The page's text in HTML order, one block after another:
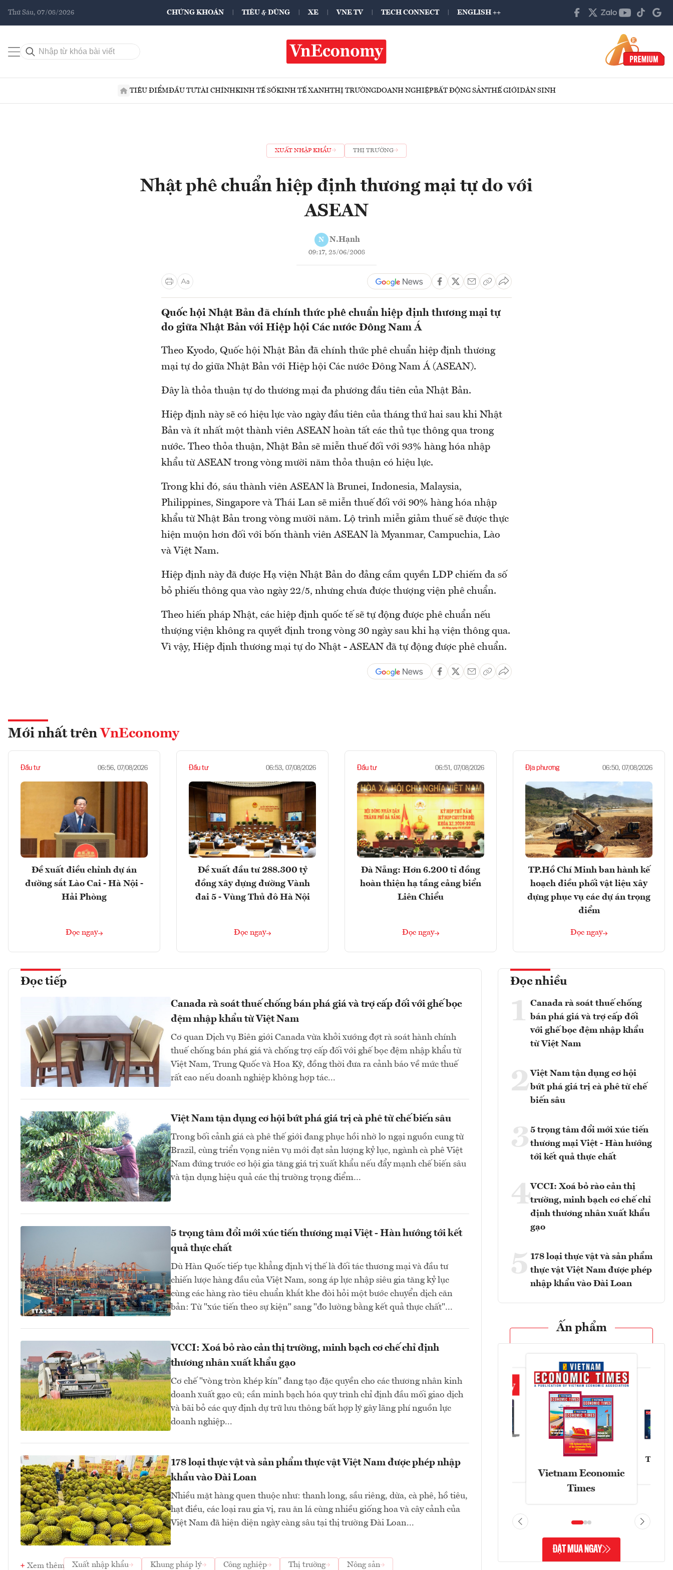
Thứ Sáu, 07/08/2026 CHỨNG KHOÁN TIÊU & DÙNG XE VNE TV TECH CONNECT ENGLISH ++
TIÊU ĐIỂMĐẦU TƯTÀI CHÍNHKINH TẾ SỐKINH TẾ XANHTHỊ TRƯỜNGDOANH NGHIỆPBẤT ĐỘNG SẢNTHẾ GIỚIDÂN SINH
XUẤT NHẬP KHẨU THỊ TRƯỜNG
Nhật phê chuẩn hiệp định thương mại tự do với
ASEAN
N N.Hạnh
09:17, 25/06/2008
Quốc hội Nhật Bản đã chính thức phê chuẩn hiệp định thương mại tự
do giữa Nhật Bản với Hiệp hội Các nước Đông Nam Á
Theo Kyodo, Quốc hội Nhật Bản đã chính thức phê chuẩn hiệp định thương
mại tự do giữa Nhật Bản với Hiệp hội Các nước Đông Nam Á (ASEAN).
Đây là thỏa thuận tự do thương mại đa phương đầu tiên của Nhật Bản.
Hiệp định này sẽ có hiệu lực vào ngày đầu tiên của tháng thứ hai sau khi Nhật
Bản và ít nhất một thành viên ASEAN hoàn tất các thủ tục thông qua trong
nước. Theo thỏa thuận, Nhật Bản sẽ miễn thuế đối với 93% hàng hóa nhập
khẩu từ ASEAN trong vòng mười năm thỏa thuận có hiệu lực.
Trong khi đó, sáu thành viên ASEAN là Brunei, Indonesia, Malaysia,
Philippines, Singapore và Thái Lan sẽ miễn thuế đối với 90% hàng hóa nhập
khẩu từ Nhật Bản trong vòng mười năm. Lộ trình miễn giảm thuế sẽ được thực
hiện muộn hơn đối với bốn thành viên ASEAN là Myanmar, Campuchia, Lào
và Việt Nam.
Hiệp định này đã được Hạ viện Nhật Bản do đảng cầm quyền LDP chiếm đa số
bỏ phiếu thông qua vào ngày 22/5, nhưng chưa được thượng viện phê chuẩn.
Theo hiến pháp Nhật, các hiệp định quốc tế sẽ tự động được phê chuẩn nếu
thượng viện không ra quyết định trong vòng 30 ngày sau khi hạ viện thông qua.
Vì vậy, Hiệp định thương mại tự do Nhật - ASEAN đã tự động được phê chuẩn.
Mới nhất trên VnEconomy
Đầu tư 06:56, 07/08/2026
Đề xuất điều chỉnh dự án
đường sắt Lào Cai - Hà Nội -
Hải Phòng
Đọc ngay
Đầu tư 06:53, 07/08/2026
Đề xuất đầu tư 288.300 tỷ
đồng xây dựng đường Vành
đai 5 - Vùng Thủ đô Hà Nội
Đọc ngay
Đầu tư 06:51, 07/08/2026
Đà Nẵng: Hơn 6.200 tỉ đồng
hoàn thiện hạ tầng cảng biển
Liên Chiểu
Đọc ngay
Địa phương 06:50, 07/08/2026
TP.Hồ Chí Minh ban hành kế
hoạch điều phối vật liệu xây
dựng phục vụ các dự án trọng
điểm
Đọc ngay
Đọc tiếp
Canada rà soát thuế chống bán phá giá và trợ cấp đối với ghế bọc
đệm nhập khẩu từ Việt Nam
Cơ quan Dịch vụ Biên giới Canada vừa khởi xướng đợt rà soát hành chính
thuế chống bán phá giá và chống trợ cấp đối với ghế bọc đệm nhập khẩu từ
Việt Nam, Trung Quốc và Hoa Kỳ, đồng thời đưa ra cảnh báo về mức thuế
rất cao nếu doanh nghiệp không hợp tác...
Việt Nam tận dụng cơ hội bứt phá giá trị cà phê từ chế biến sâu
Trong bối cảnh giá cà phê thế giới đang phục hồi nhờ lo ngại nguồn cung từ
Brazil, cùng triển vọng niên vụ mới đạt sản lượng kỷ lục, ngành cà phê Việt
Nam đứng trước cơ hội gia tăng giá trị xuất khẩu nếu đẩy mạnh chế biến sâu
và tận dụng hiệu quả các thị trường trọng điểm…
5 trọng tâm đổi mới xúc tiến thương mại Việt - Hàn hướng tới kết
quả thực chất
Dù Hàn Quốc tiếp tục khẳng định vị thế là đối tác thương mại và đầu tư
chiến lược hàng đầu của Việt Nam, song áp lực nhập siêu gia tăng kỷ lục
cùng các hàng rào tiêu chuẩn khắt khe đòi hỏi một bước chuyển dịch căn
bản: Từ "xúc tiến theo sự kiện" sang "đo lường bằng kết quả thực chất"...
VCCI: Xoá bỏ rào cản thị trường, minh bạch cơ chế chỉ định
thương nhân xuất khẩu gạo
Cơ chế "vòng tròn khép kín" đang tạo đặc quyền cho các thương nhân kinh
doanh xuất gạo cũ; cần minh bạch hóa quy trình chỉ định đầu mối giao dịch
và bãi bỏ các quy định dự trữ lưu thông bất hợp lý gây lãng phí nguồn lực
doanh nghiệp...
178 loại thực vật và sản phẩm thực vật Việt Nam được phép nhập
khẩu vào Đài Loan
Nhiều mặt hàng quen thuộc như: thanh long, sầu riêng, dừa, cà phê, hồ tiêu,
hạt điều, các loại rau gia vị, rau ăn lá cùng nhiều giống hoa và cây cảnh của
Việt Nam đã hiện diện ngày càng sâu tại thị trường Đài Loan...
Xem thêm Xuất nhập khẩu Khung pháp lý Công nghiệp Thị trường Nông sản
Đọc nhiều
1 Canada rà soát thuế chống
bán phá giá và trợ cấp đối
với ghế bọc đệm nhập khẩu
từ Việt Nam
2Việt Nam tận dụng cơ hội
bứt phá giá trị cà phê từ chế
biến sâu
3 5 trọng tâm đổi mới xúc tiến
thương mại Việt - Hàn hướng
tới kết quả thực chất
4VCCI: Xoá bỏ rào cản thị
trường, minh bạch cơ chế chỉ
định thương nhân xuất khẩu
gạo
5 178 loại thực vật và sản phẩm
thực vật Việt Nam được phép
nhập khẩu vào Đài Loan
Ấn phẩm
Vietnam Economic
Times
Tạp
ĐẶT MUA NGAY